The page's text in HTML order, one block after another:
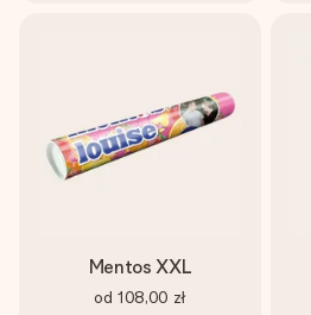
Mentos XXL
od 108,00 zł